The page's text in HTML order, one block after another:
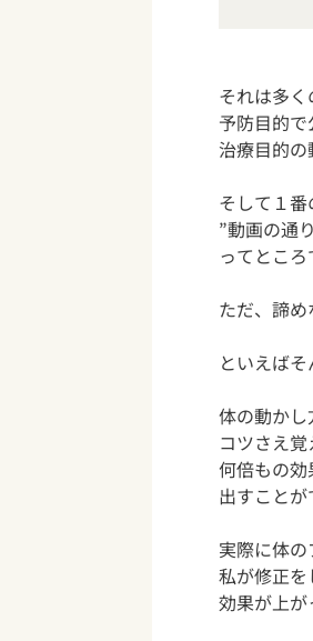
それは多
予防目的
治療目的の
そして１
”動画の通
ってところ
ただ、諦
といえば
体の動かし
コツさえ
何倍もの効
出すことが
実際に体
私が修正を
効果が上